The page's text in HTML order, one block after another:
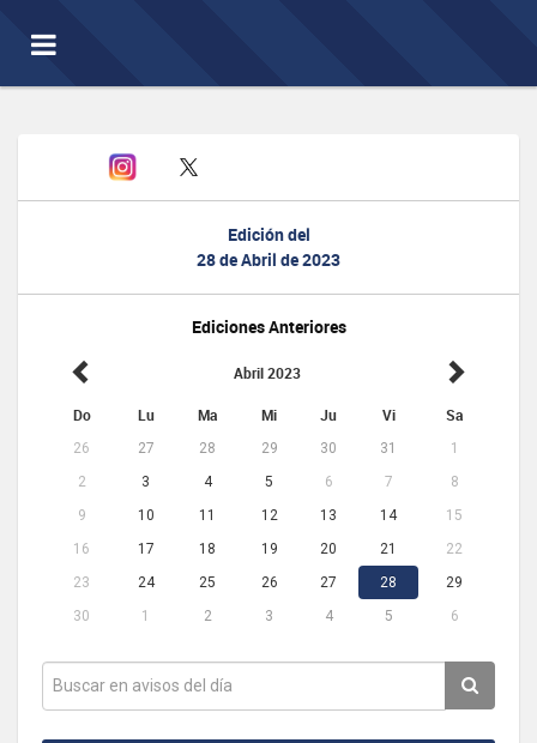
Toggle
navigation
Edición del
28 de Abril de 2023
Ediciones Anteriores
Abril 2023
Do Lu Ma Mi Ju Vi Sa
26 27 28 29 30 31
1
2
3 4 5 6 7
8
9
10 11 12 13 14
15
16
17 18 19 20 21
22
23
24 25 26 27 28
29
30
1 2 3 4 5 6